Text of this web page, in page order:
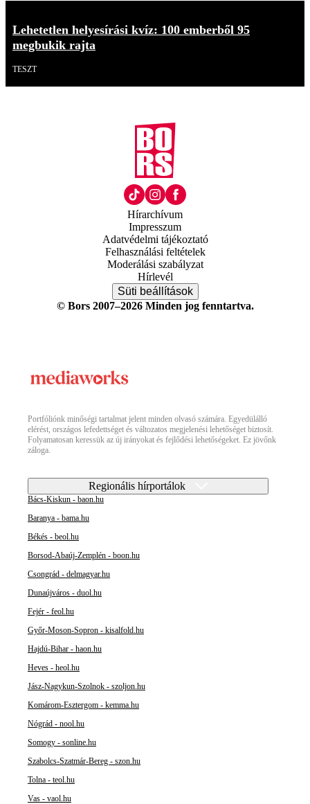
Lehetetlen helyesírási kvíz: 100 emberből 95
megbukik rajta
TESZT
Hírarchívum
Impresszum
Adatvédelmi tájékoztató
Felhasználási feltételek
Moderálási szabályzat
Hírlevél
Süti beállítások
© Bors 2007–2026 Minden jog fenntartva.
Portfóliónk minőségi tartalmat jelent minden olvasó számára. Egyedülálló
elérést, országos lefedettséget és változatos megjelenési lehetőséget biztosít.
Folyamatosan keressük az új irányokat és fejlődési lehetőségeket. Ez jövőnk
záloga.
Regionális hírportálok
Bács-Kiskun - baon.hu
Baranya - bama.hu
Békés - beol.hu
Borsod-Abaúj-Zemplén - boon.hu
Csongrád - delmagyar.hu
Dunaújváros - duol.hu
Fejér - feol.hu
Győr-Moson-Sopron - kisalfold.hu
Hajdú-Bihar - haon.hu
Heves - heol.hu
Jász-Nagykun-Szolnok - szoljon.hu
Komárom-Esztergom - kemma.hu
Nógrád - nool.hu
Somogy - sonline.hu
Szabolcs-Szatmár-Bereg - szon.hu
Tolna - teol.hu
Vas - vaol.hu